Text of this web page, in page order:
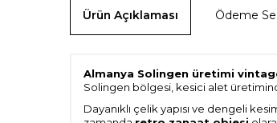
Ürün Açıklaması Ödeme
Almanya Solingen üretimi
Solingen bölgesi, kesici alet
Dayanıklı çelik yapısı ve dengeli